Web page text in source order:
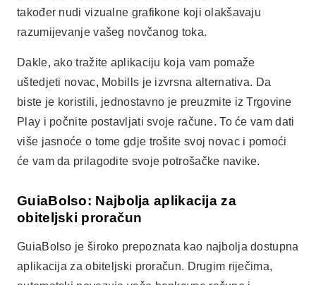
GuiaBolso: Najbolja aplikacija za
obiteljski proračun
GuiaBolso je široko prepoznata kao najbolja dostupna
aplikacija za obiteljski proračun. Drugim riječima,
automatski povezuje vaše bankovne račune i
inteligentno organizira vašu potrošnju. Osim toga,
aplikacija nudi personalizirane savjete za uštedu
novca na temelju vašeg financijskog profila.
Oglašavanje - SpotAds
Preuzimanjem GuiaBolsoa imat ćete pristup
razliku. Jednostavno pristupite Trgovini Play, potražite
aplikaciju i kliknite "preuzmi odmah". Na taj ćete način